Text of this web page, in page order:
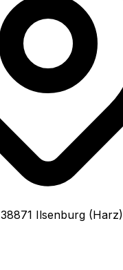
38871 Ilsenburg (Harz)